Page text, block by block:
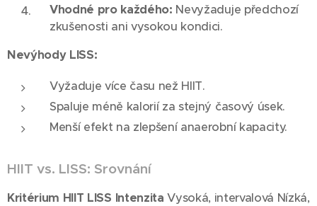
Vhodné pro každého: Nevyžaduje předchozí
zkušenosti ani vysokou kondici.
Nevýhody LISS:
Vyžaduje více času než HIIT.
Spaluje méně kalorií za stejný časový úsek.
Menší efekt na zlepšení anaerobní kapacity.
HIIT vs. LISS: Srovnání
Kritérium HIIT LISS Intenzita Vysoká, intervalová Nízká,